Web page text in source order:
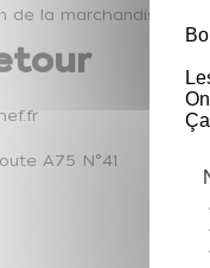
de la marchandise,
A75 N°41